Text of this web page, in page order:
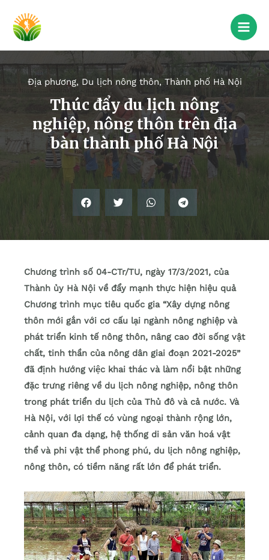
Địa phương, Du lịch nông thôn, Thành phố Hà Nội
Thúc đẩy du lịch nông
nghiệp, nông thôn trên địa
bàn thành phố Hà Nội
Chương trình số 04-CTr/TU, ngày 17/3/2021, của
Thành ủy Hà Nội về đẩy mạnh thực hiện hiệu quả
Chương trình mục tiêu quốc gia “Xây dựng nông
thôn mới gắn với cơ cấu lại ngành nông nghiệp và
phát triển kinh tế nông thôn, nâng cao đời sống vật
chất, tinh thần của nông dân giai đoạn 2021-2025”
đã định hướng việc khai thác và làm nổi bật những
đặc trưng riêng về du lịch nông nghiệp, nông thôn
trong phát triển du lịch của Thủ đô và cả nước. Và
Hà Nội, với lợi thế có vùng ngoại thành rộng lớn,
cảnh quan đa dạng, hệ thống di sản văn hoá vật
thể và phi vật thể phong phú, du lịch nông nghiệp,
nông thôn, có tiềm năng rất lớn để phát triển.